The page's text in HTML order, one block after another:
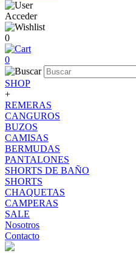
Acceder
0
0
SHOP
+
REMERAS
CANGUROS
BUZOS
CAMISAS
BERMUDAS
PANTALONES
SHORTS DE BAÑO
SHORTS
CHAQUETAS
CAMPERAS
SALE
Nosotros
Contacto